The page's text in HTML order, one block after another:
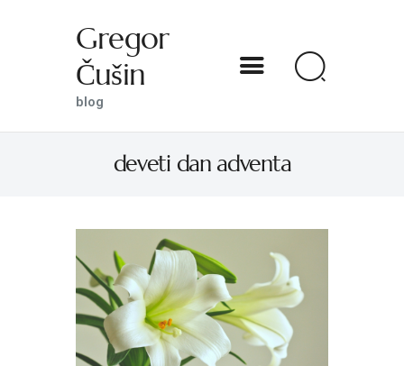
Gregor
Čušin
blog
deveti dan adventa
O MENI
S SVETNIKOM NA TI
PREDSTAVE
KNJIGE